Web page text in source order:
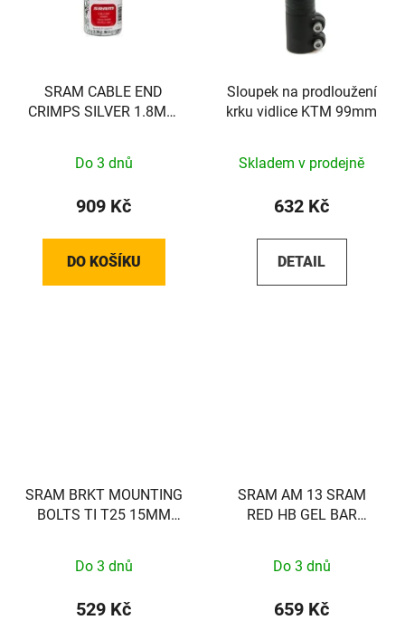
SRAM CABLE END
CRIMPS SILVER 1.8MM
Do 3 dnů
909 Kč
DO KOŠÍKU
Sloupek na prodloužení
krku vidlice KTM 99mm
Skladem v prodejně
632 Kč
DETAIL
SRAM BRKT MOUNTING
BOLTS TI T25 15MM
Do 3 dnů
529 Kč
SRAM AM 13 SRAM
RED HB GEL BAR
Do 3 dnů
659 Kč